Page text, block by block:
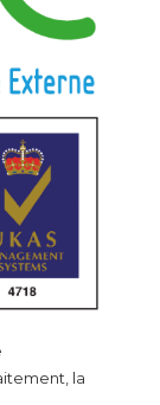
la